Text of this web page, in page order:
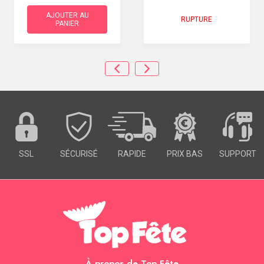
AJOUTER AU
PANIER
RUPTURE
SSL SÉCURISÉ RAPIDE PRIX BAS SUPPORT